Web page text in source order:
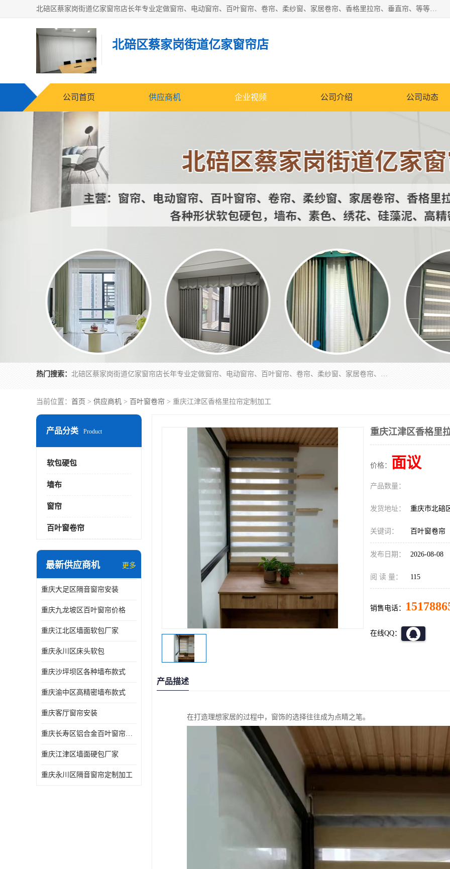
北碚区蔡家岗街道亿家窗帘店长年专业定做窗帘、电动窗帘、百叶窗帘、卷帘、柔纱窗、家居卷帘、香格里拉帘、垂直帘、等等，软包、各种形状软包硬包，墙布、素色、绣花、硅藻泥、高精密各种墙布，免费测量、免费安装，欢迎咨询
北碚区蔡家岗街道亿家窗帘店
公司首页 供应商机 企业视频 公司介绍 公司动态
热门搜索： 北碚区蔡家岗街道亿家窗帘店长年专业定做窗帘、电动窗帘、百叶窗帘、卷帘、柔纱窗、家居卷帘、香格里拉帘、垂直帘、等等，软包、各种形状软包硬包，墙布、素色、绣花、硅藻泥、高精密各种墙布，免费测量、免费安装，欢迎咨询
当前位置： 首页 > 供应商机 > 百叶窗卷帘 > 重庆江津区香格里拉帘定制加工
产品分类 Product
软包硬包
墙布
窗帘
百叶窗卷帘
最新供应商机 更多
重庆大足区隔音窗帘安装
重庆九龙坡区百叶窗帘价格
重庆江北区墙面软包厂家
重庆永川区床头软包
重庆沙坪坝区各种墙布款式
重庆渝中区高精密墙布款式
重庆客厅窗帘安装
重庆长寿区铝合金百叶窗帘价格
重庆江津区墙面硬包厂家
重庆永川区隔音窗帘定制加工
重庆江津区香格里
价格： 面议
产品数量：
发货地址： 重庆市北碚
关键词： 百叶窗卷帘
发布日期： 2026-08-08
阅 读 量： 115
销售电话：
在线QQ：
产品描述
在打造理想家居的过程中，窗饰的选择往往成为点睛之笔。